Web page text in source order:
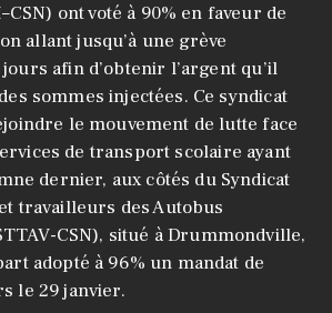
ont voté à 90% en faveur de
allant jusqu’à une grève
afin d’obtenir l’argent qu’il
sommes injectées. Ce syndicat
le mouvement de lutte face
de transport scolaire ayant
dernier, aux côtés du Syndicat
travailleurs des Autobus
CSN), situé à Drummondville,
adopté à 96% un mandat de
le 29 janvier.